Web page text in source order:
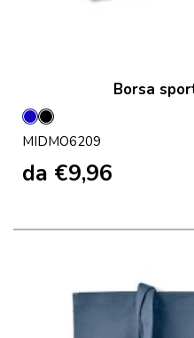
Borsa
BluNero
MIDMO6209
da €9,96